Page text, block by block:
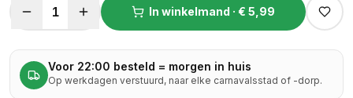
1 In winkelmand · € 5,99
Voor 22:00 besteld = morgen in huis
Op werkdagen verstuurd, naar elke carnavalsstad of -dorp.